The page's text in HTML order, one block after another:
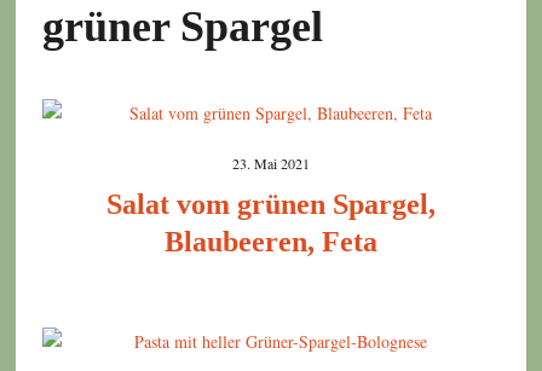
grüner Spargel
23. Mai 2021
Salat vom grünen Spargel,
Blaubeeren, Feta